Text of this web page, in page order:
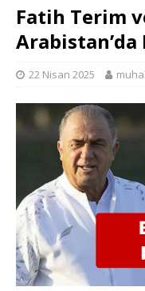
Fatih Terim
Arabistan’da
22 Nisan 2025